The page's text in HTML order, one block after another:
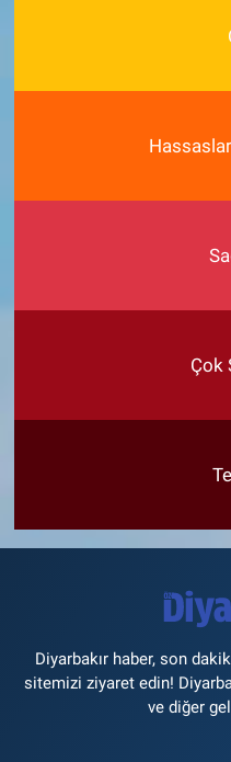
Çok
Diyarbakır haber, son
sitemizi ziyaret edin!
ve diğer